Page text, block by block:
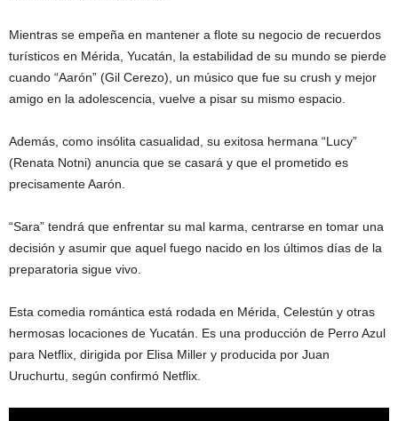
Mientras se empeña en mantener a flote su negocio de recuerdos
turísticos en Mérida, Yucatán, la estabilidad de su mundo se pierde
cuando “Aarón” (Gil Cerezo), un músico que fue su crush y mejor
amigo en la adolescencia, vuelve a pisar su mismo espacio.
Además, como insólita casualidad, su exitosa hermana “Lucy”
(Renata Notni) anuncia que se casará y que el prometido es
precisamente Aarón.
“Sara” tendrá que enfrentar su mal karma, centrarse en tomar una
decisión y asumir que aquel fuego nacido en los últimos días de la
preparatoria sigue vivo.
Esta comedia romántica está rodada en Mérida, Celestún y otras
hermosas locaciones de Yucatán. Es una producción de Perro Azul
para Netflix, dirigida por Elisa Miller y producida por Juan
Uruchurtu, según confirmó Netflix.